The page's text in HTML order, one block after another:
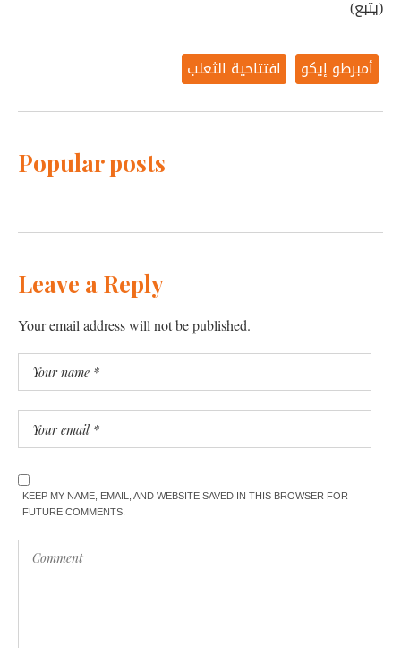
(يتبع)
أمبرطو إيكو افتتاحية الثعلب
Popular posts
Leave a Reply
Your email address will not be published.
KEEP MY NAME, EMAIL, AND WEBSITE SAVED IN THIS BROWSER FOR
FUTURE COMMENTS.